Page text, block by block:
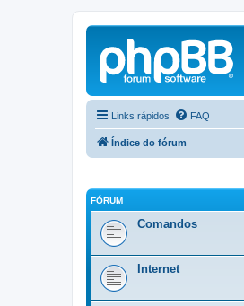
Links rápidos FAQ
Índice do fórum
FÓRUM
Comandos
Internet